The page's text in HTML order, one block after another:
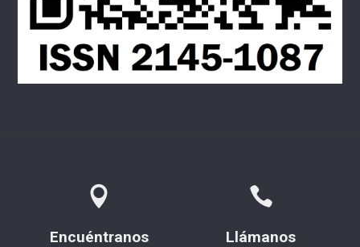
Encuéntranos Llámanos